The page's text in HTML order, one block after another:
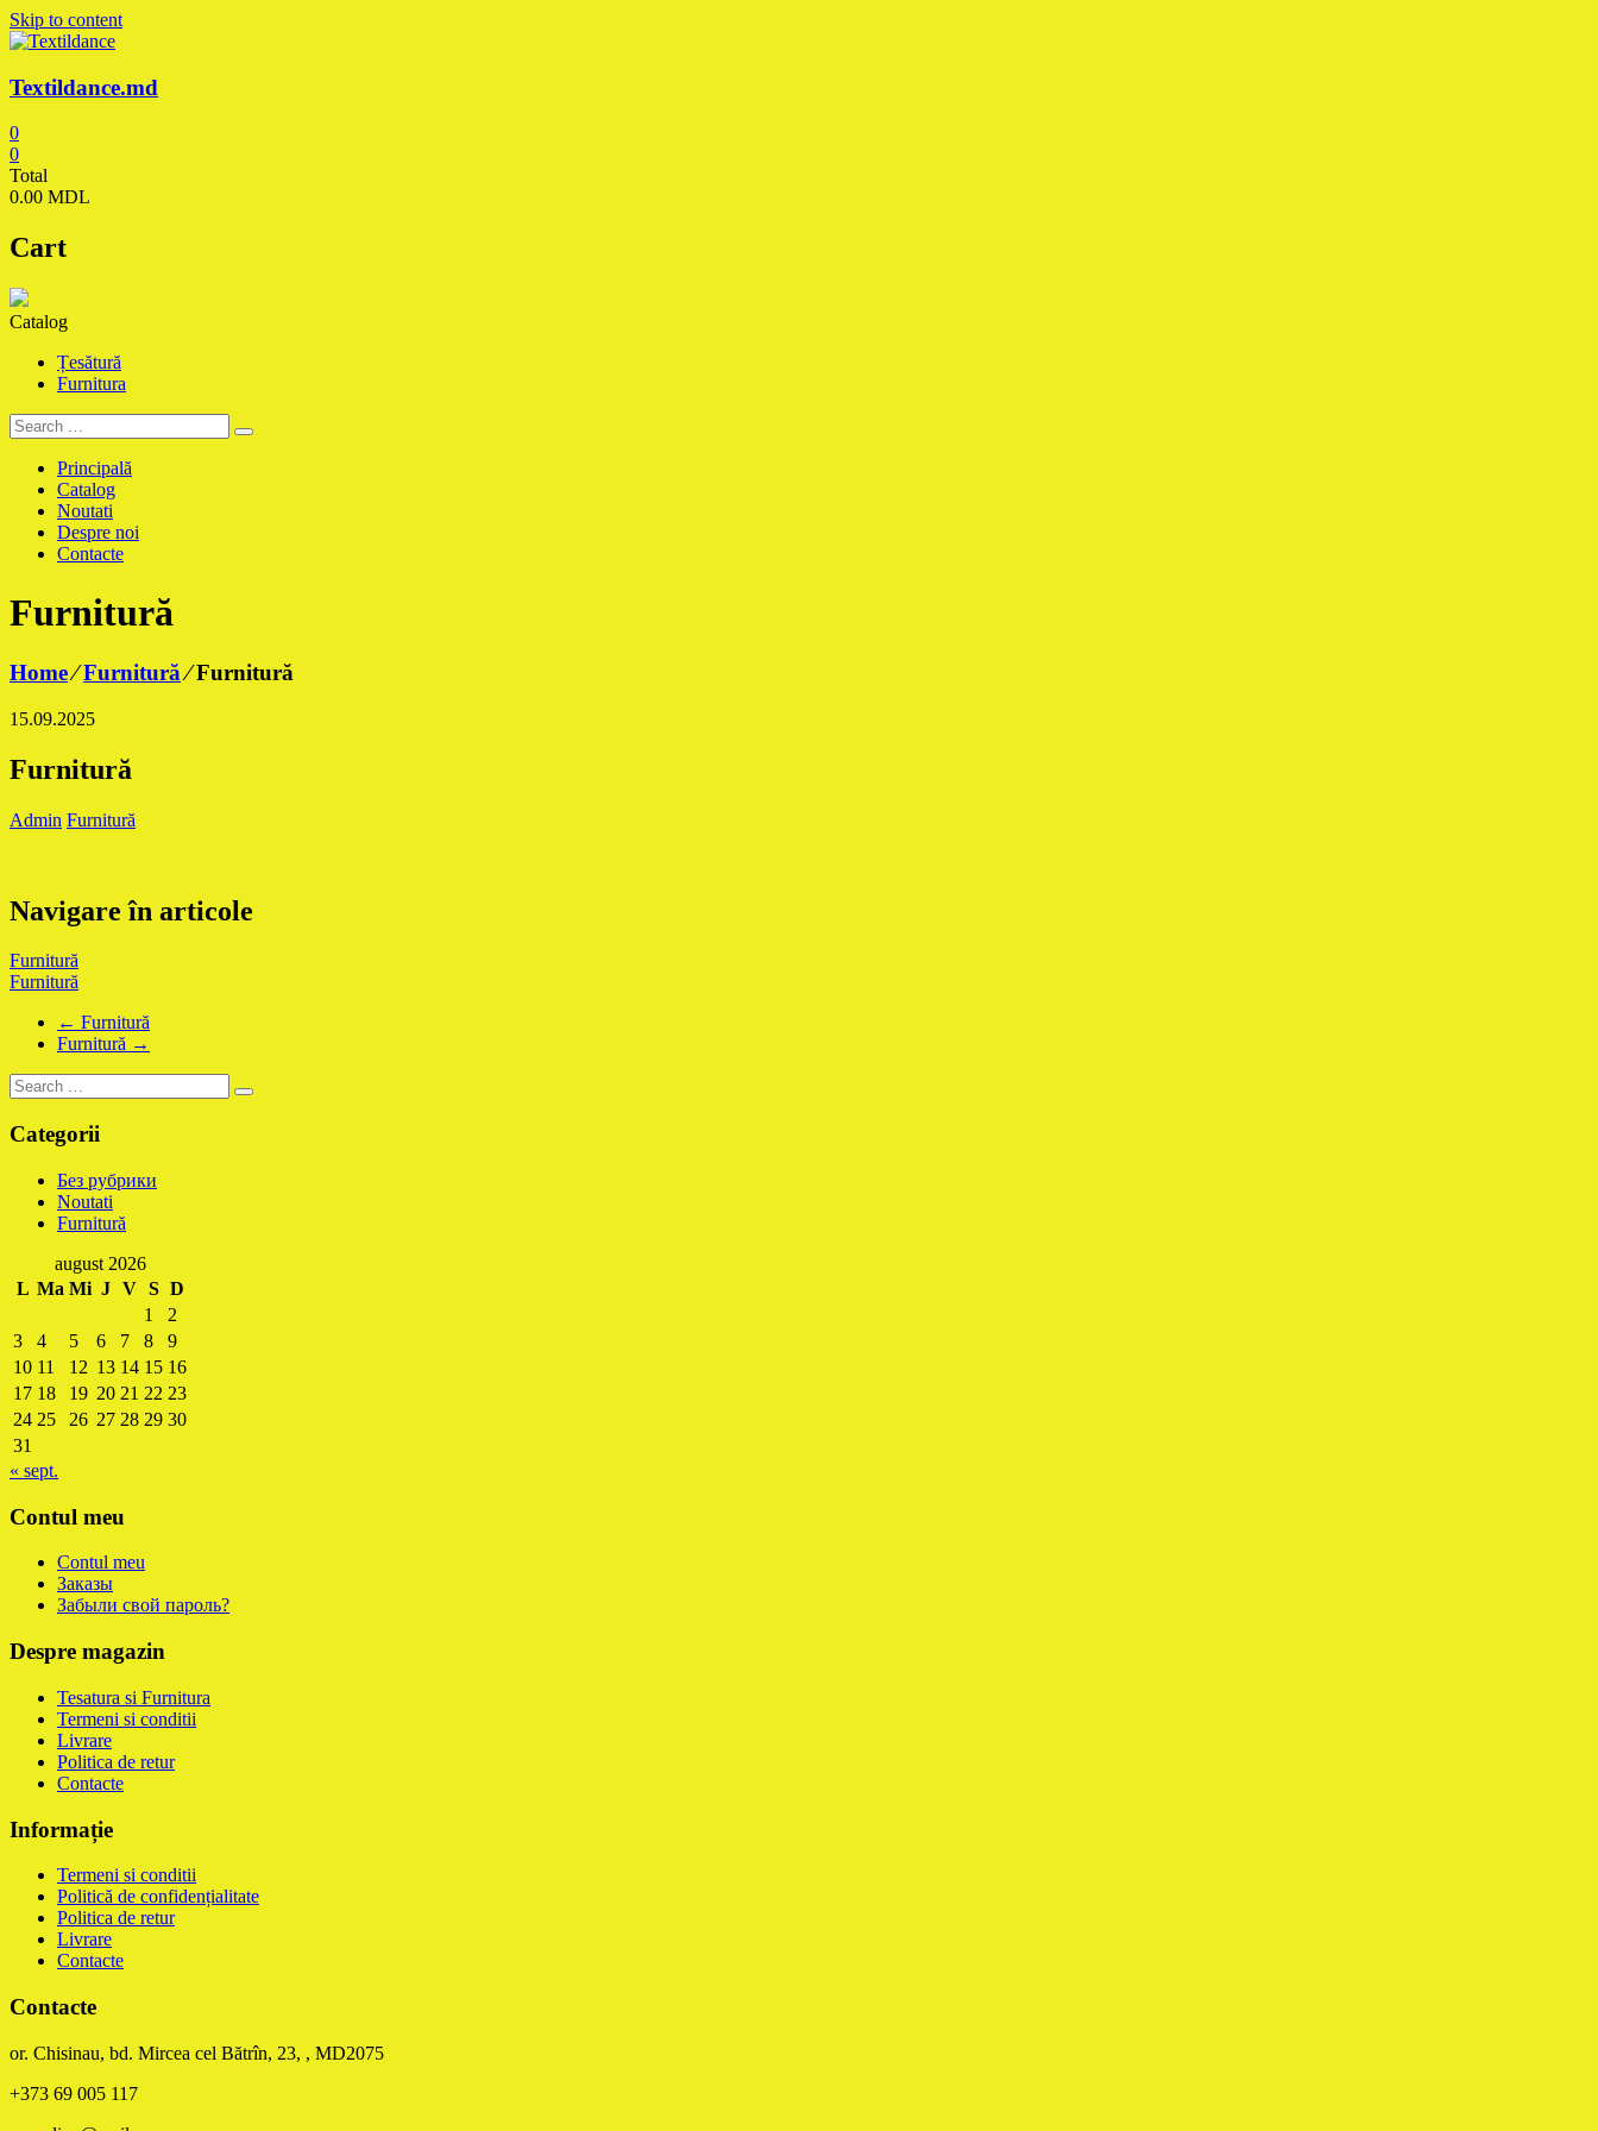
Skip to content
Textildance.md
0
0
Total
0.00 MDL
Cart
Catalog
Țesătură
Furnitura
Principală
Catalog
Noutati
Despre noi
Contacte
Furnitură
Home⁄Furnitură⁄Furnitură
15.09.2025
Furnitură
Admin Furnitură
Navigare în articole
Furnitură
Furnitură
← Furnitură
Furnitură →
Categorii
Без рубрики
Noutati
Furnitură
august 2026
L Ma Mi J V S D
1
2
3
4 5 6 7 8
9
10 11 12 13 14 15 16
17 18 19 20 21 22 23
24 25 26 27 28 29 30
31
« sept.
Contul meu
Contul meu
Заказы
Забыли свой пароль?
Despre magazin
Tesatura si Furnitura
Termeni si conditii
Livrare
Politica de retur
Contacte
Informație
Termeni si conditii
Politică de confidențialitate
Politica de retur
Livrare
Contacte
Contacte
or. Chisinau, bd. Mircea cel Bătrîn, 23, , MD2075
+373 69 005 117